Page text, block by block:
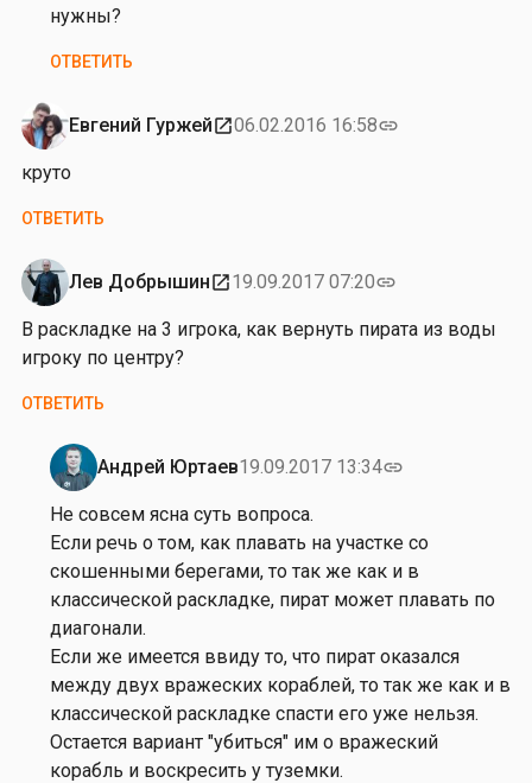
ч
е
к
о
т
ш
а
С
а
в
е
н
к
о
нужны?
ОТВЕТИТЬ
Евгений Гуржейopen_in_new06.02.2016 16:58link
круто
ОТВЕТИТЬ
Лев Добрышинopen_in_new19.09.2017 07:20link
В раскладке на 3 игрока, как вернуть пирата из воды
игроку по центру?
ОТВЕТИТЬ
Андрей Юртаев19.09.2017 13:34link
Ответ
на
от
Л
е
в
Д
о
б
р
ы
Не совсем ясна суть вопроса.
Если речь о том, как плавать на участке со
скошенными берегами, то так же как и в
классической раскладке, пират может плавать по
диагонали.
Если же имеется ввиду то, что пират оказался
между двух вражеских кораблей, то так же как и в
классической раскладке спасти его уже нельзя.
Остается вариант "убиться" им о вражеский
корабль и воскресить у туземки.